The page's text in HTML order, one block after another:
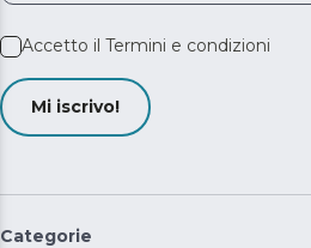
Accetto il Termini e condizioni
Mi iscrivo!
Categorie